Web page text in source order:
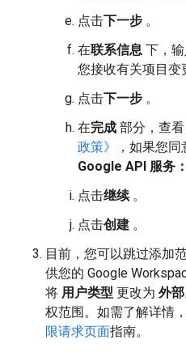
点击下一步 。
在联系信息 下，
您接收有关项目变
点击下一步 。
在完成 部分，查看
政策》
，如果您
Google API 服务
点击继续。
点击创建 。
目前，您可以跳过添加
供您的 Google
将 用户类型 更改为 外部
权范围。如需了解详情
限请求页面指南。